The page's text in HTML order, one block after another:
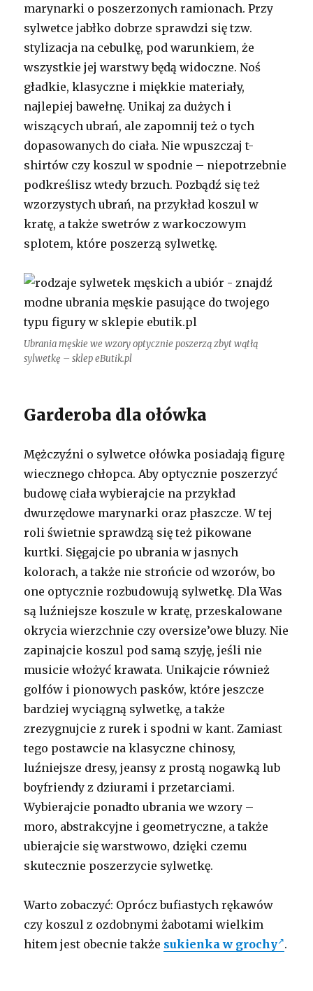
marynarki o poszerzonych ramionach. Przy
sylwetce jabłko dobrze sprawdzi się tzw.
stylizacja na cebulkę, pod warunkiem, że
wszystkie jej warstwy będą widoczne. Noś
gładkie, klasyczne i miękkie materiały,
najlepiej bawełnę. Unikaj za dużych i
wiszących ubrań, ale zapomnij też o tych
dopasowanych do ciała. Nie wpuszczaj t-
shirtów czy koszul w spodnie – niepotrzebnie
podkreślisz wtedy brzuch. Pozbądź się też
wzorzystych ubrań, na przykład koszul w
kratę, a także swetrów z warkoczowym
splotem, które poszerzą sylwetkę.
Ubrania męskie we wzory optycznie poszerzą zbyt wątłą
sylwetkę – sklep eButik.pl
Garderoba dla ołówka
Mężczyźni o sylwetce ołówka posiadają figurę
wiecznego chłopca. Aby optycznie poszerzyć
budowę ciała wybierajcie na przykład
dwurzędowe marynarki oraz płaszcze. W tej
roli świetnie sprawdzą się też pikowane
kurtki. Sięgajcie po ubrania w jasnych
kolorach, a także nie strońcie od wzorów, bo
one optycznie rozbudowują sylwetkę. Dla Was
są luźniejsze koszule w kratę, przeskalowane
okrycia wierzchnie czy oversize’owe bluzy. Nie
zapinajcie koszul pod samą szyję, jeśli nie
musicie włożyć krawata. Unikajcie również
golfów i pionowych pasków, które jeszcze
bardziej wyciągną sylwetkę, a także
zrezygnujcie z rurek i spodni w kant. Zamiast
tego postawcie na klasyczne chinosy,
luźniejsze dresy, jeansy z prostą nogawką lub
boyfriendy z dziurami i przetarciami.
Wybierajcie ponadto ubrania we wzory –
moro, abstrakcyjne i geometryczne, a także
ubierajcie się warstwowo, dzięki czemu
skutecznie poszerzycie sylwetkę.
Warto zobaczyć: Oprócz bufiastych rękawów
czy koszul z ozdobnymi żabotami wielkim
hitem jest obecnie także sukienka w grochy .